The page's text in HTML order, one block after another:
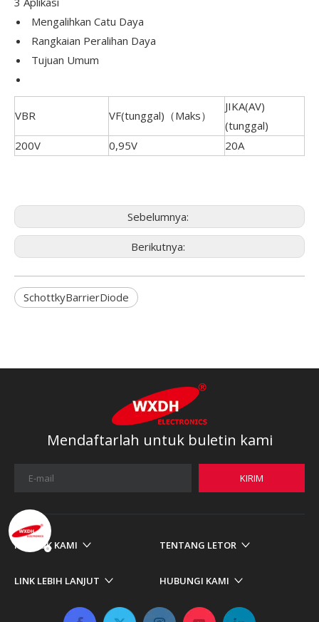
Mengalihkan Catu Daya
Rangkaian Peralihan Daya
Tujuan Umum
VBR VF(tunggal)（Maks）
JIKA(AV)
(tunggal)
200V
0,95V 20A
Sebelumnya:
Berikutnya:
SchottkyBarrierDiode
Mendaftarlah untuk buletin kami
KIRIM
PRODUK KAMI TENTANG LETOR
LINK LEBIH LANJUT HUBUNGI KAMI